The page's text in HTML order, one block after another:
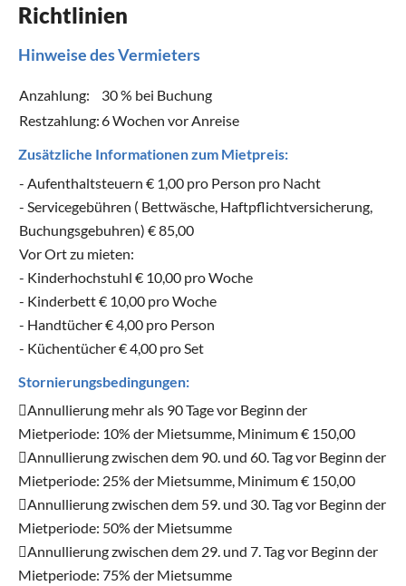
Richtlinien
Hinweise des Vermieters
Anzahlung:
30 % bei Buchung
Restzahlung:6 Wochen vor Anreise
Zusätzliche Informationen zum Mietpreis:
- Aufenthaltsteuern € 1,00 pro Person pro Nacht
- Servicegebühren ( Bettwäsche, Haftpflichtversicherung,
Buchungsgebuhren) € 85,00
Vor Ort zu mieten:
- Kinderhochstuhl € 10,00 pro Woche
- Kinderbett € 10,00 pro Woche
- Handtücher € 4,00 pro Person
- Küchentücher € 4,00 pro Set
Stornierungsbedingungen:
Annullierung mehr als 90 Tage vor Beginn der
Mietperiode: 10% der Mietsumme, Minimum € 150,00
Annullierung zwischen dem 90. und 60. Tag vor Beginn der
Mietperiode: 25% der Mietsumme, Minimum € 150,00
Annullierung zwischen dem 59. und 30. Tag vor Beginn der
Mietperiode: 50% der Mietsumme
Annullierung zwischen dem 29. und 7. Tag vor Beginn der
Mietperiode: 75% der Mietsumme